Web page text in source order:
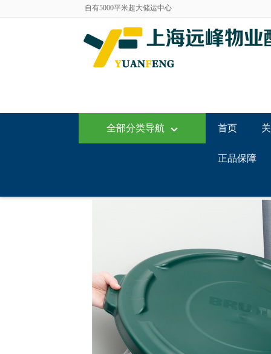
自有5000平米超大储运中心
上海远峰--打造专业的商用清洁用品服务平台
3M全线商用清洁护理产品一级代理商！
乐柏美商务用品一级经销商
泰华施清洁用品全线产品一级代理商
美国威莱克斯异味控制产品特约代理商
首页
正品保障
全部分类导航